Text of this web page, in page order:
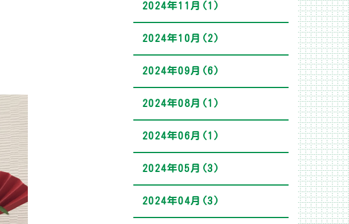
2024年11月(1)
2024年10月(2)
2024年09月(6)
2024年08月(1)
2024年06月(1)
2024年05月(3)
2024年04月(3)